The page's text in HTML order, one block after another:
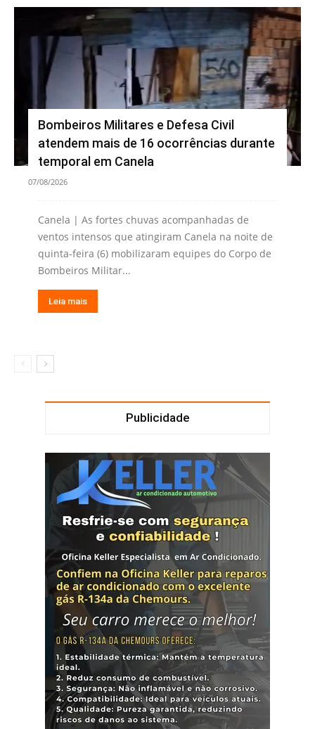
Bombeiros Militares e Defesa Civil
atendem mais de 16 ocorrências durante
temporal em Canela
07/08/2026
Canela | As fortes chuvas acompanhadas de
ventos intensos que atingiram Canela na noite de
quinta-feira (6) mobilizaram equipes do Corpo de
Bombeiros Militar...
Leia mais
Publicidade